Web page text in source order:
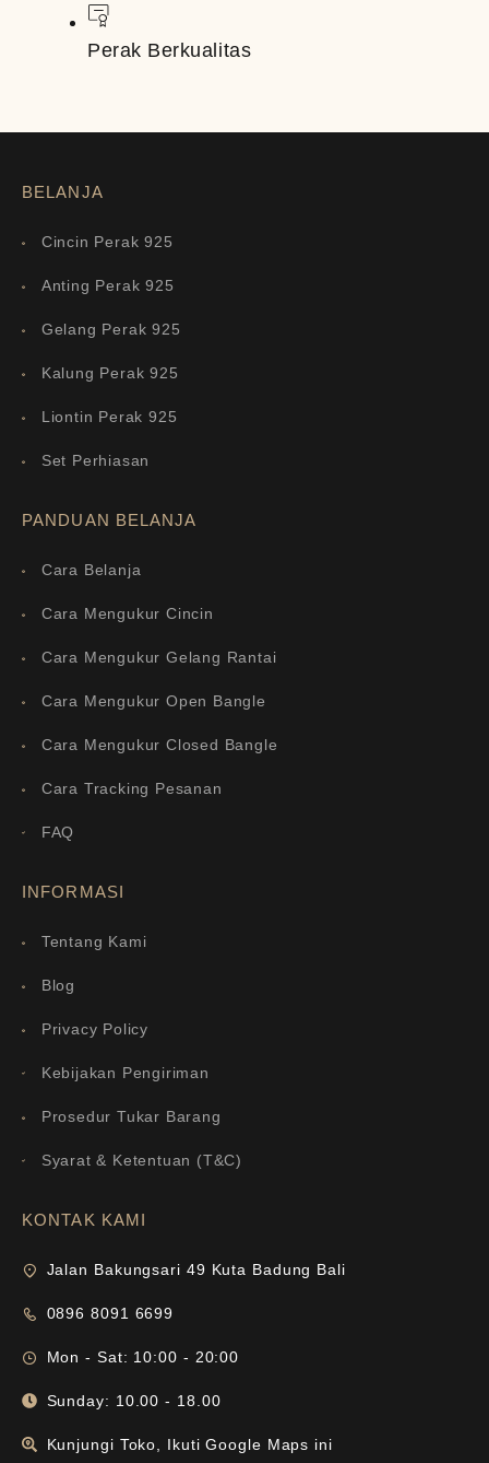
Perak Berkualitas
BELANJA
Cincin Perak 925
Anting Perak 925
Gelang Perak 925
Kalung Perak 925
Liontin Perak 925
Set Perhiasan
PANDUAN BELANJA
Cara Belanja
Cara Mengukur Cincin
Cara Mengukur Gelang Rantai
Cara Mengukur Open Bangle
Cara Mengukur Closed Bangle
Cara Tracking Pesanan
FAQ
INFORMASI
Tentang Kami
Blog
Privacy Policy
Kebijakan Pengiriman
Prosedur Tukar Barang
Syarat & Ketentuan (T&C)
KONTAK KAMI
Jalan Bakungsari 49 Kuta Badung Bali
0896 8091 6699
Mon - Sat: 10:00 - 20:00
Sunday: 10.00 - 18.00
Kunjungi Toko, Ikuti Google Maps ini